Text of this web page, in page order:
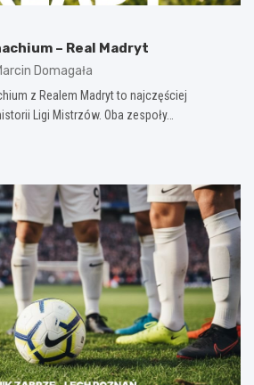
– Real Madryt
Domagała
z Realem Madryt to najczęściej
Ligi Mistrzów. Oba zespoły…